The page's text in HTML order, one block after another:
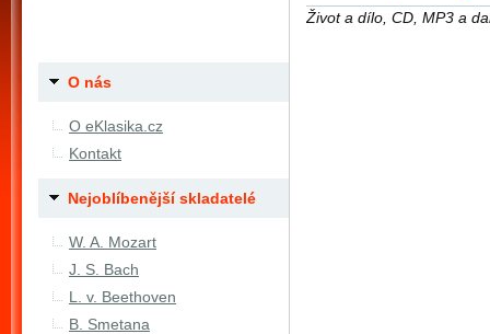
Život a dílo, CD, MP3 a
O nás
O eKlasika.cz
Kontakt
Nejoblíbenější skladatelé
W. A. Mozart
J. S. Bach
L. v. Beethoven
B. Smetana